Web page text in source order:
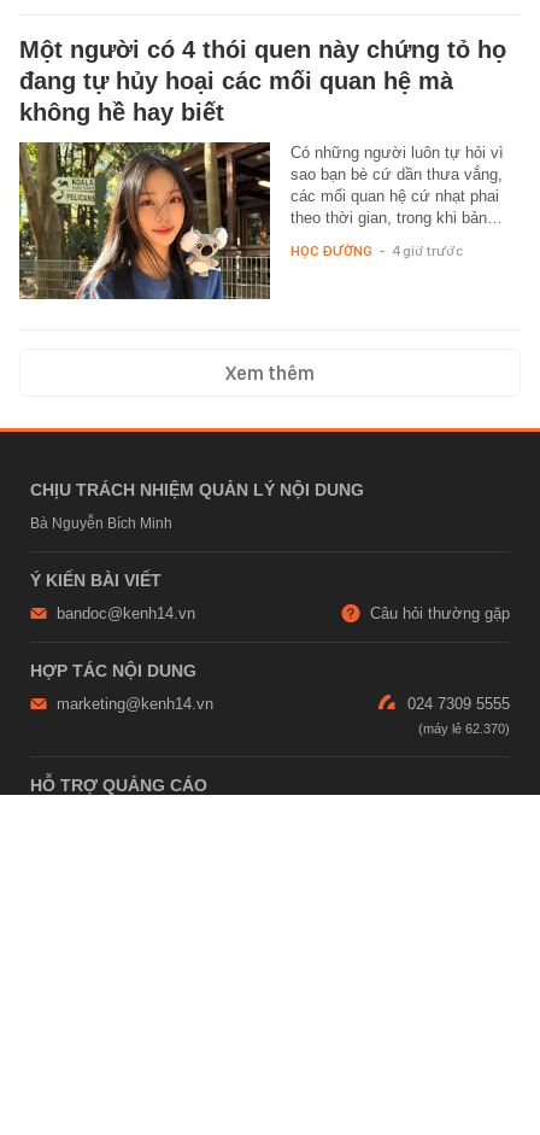
Một người có 4 thói quen này chứng tỏ họ
đang tự hủy hoại các mối quan hệ mà
không hề hay biết
Có những người luôn tự hỏi vì
sao bạn bè cứ dần thưa vắng,
các mối quan hệ cứ nhạt phai
theo thời gian, trong khi bản…
HỌC ĐƯỜNG - 4 giờ trước
Xem thêm
CHỊU TRÁCH NHIỆM QUẢN LÝ NỘI DUNG
Bà Nguyễn Bích Minh
Ý KIẾN BÀI VIẾT
bandoc@kenh14.vn Câu hỏi thường gặp
HỢP TÁC NỘI DUNG
marketing@kenh14.vn 024 7309 5555
HỖ TRỢ QUẢNG CÁO